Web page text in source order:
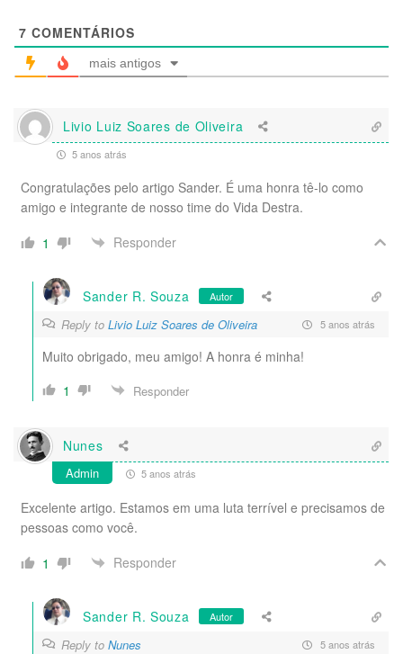
7 COMENTÁRIOS
mais antigos
Livio Luiz Soares de Oliveira
5 anos atrás
Congratulações pelo artigo Sander. É uma honra tê-lo como
amigo e integrante de nosso time do Vida Destra.
1
Responder
Sander R. Souza Autor
Reply to Livio Luiz Soares de Oliveira 5 anos atrás
Muito obrigado, meu amigo! A honra é minha!
1
Responder
Nunes
Admin 5 anos atrás
Excelente artigo. Estamos em uma luta terrível e precisamos de
pessoas como você.
1
Responder
Sander R. Souza Autor
Reply to Nunes 5 anos atrás